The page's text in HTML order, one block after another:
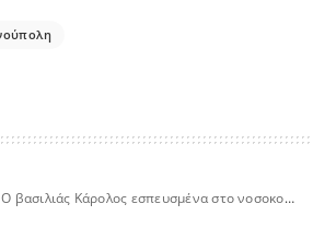
Ο βασιλιάς Κάρολος εσπευσμένα στο νοσοκομείο λόγω παρενεργειών από τη θεραπεία για τον καρκίνο